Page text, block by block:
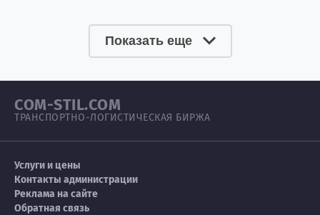
Показать еще
COM-STIL.COM
ТРАНСПОРТНО-ЛОГИСТИЧЕСКАЯ БИРЖА
Услуги и цены
Контакты администрации
Реклама на сайте
Обратная связь